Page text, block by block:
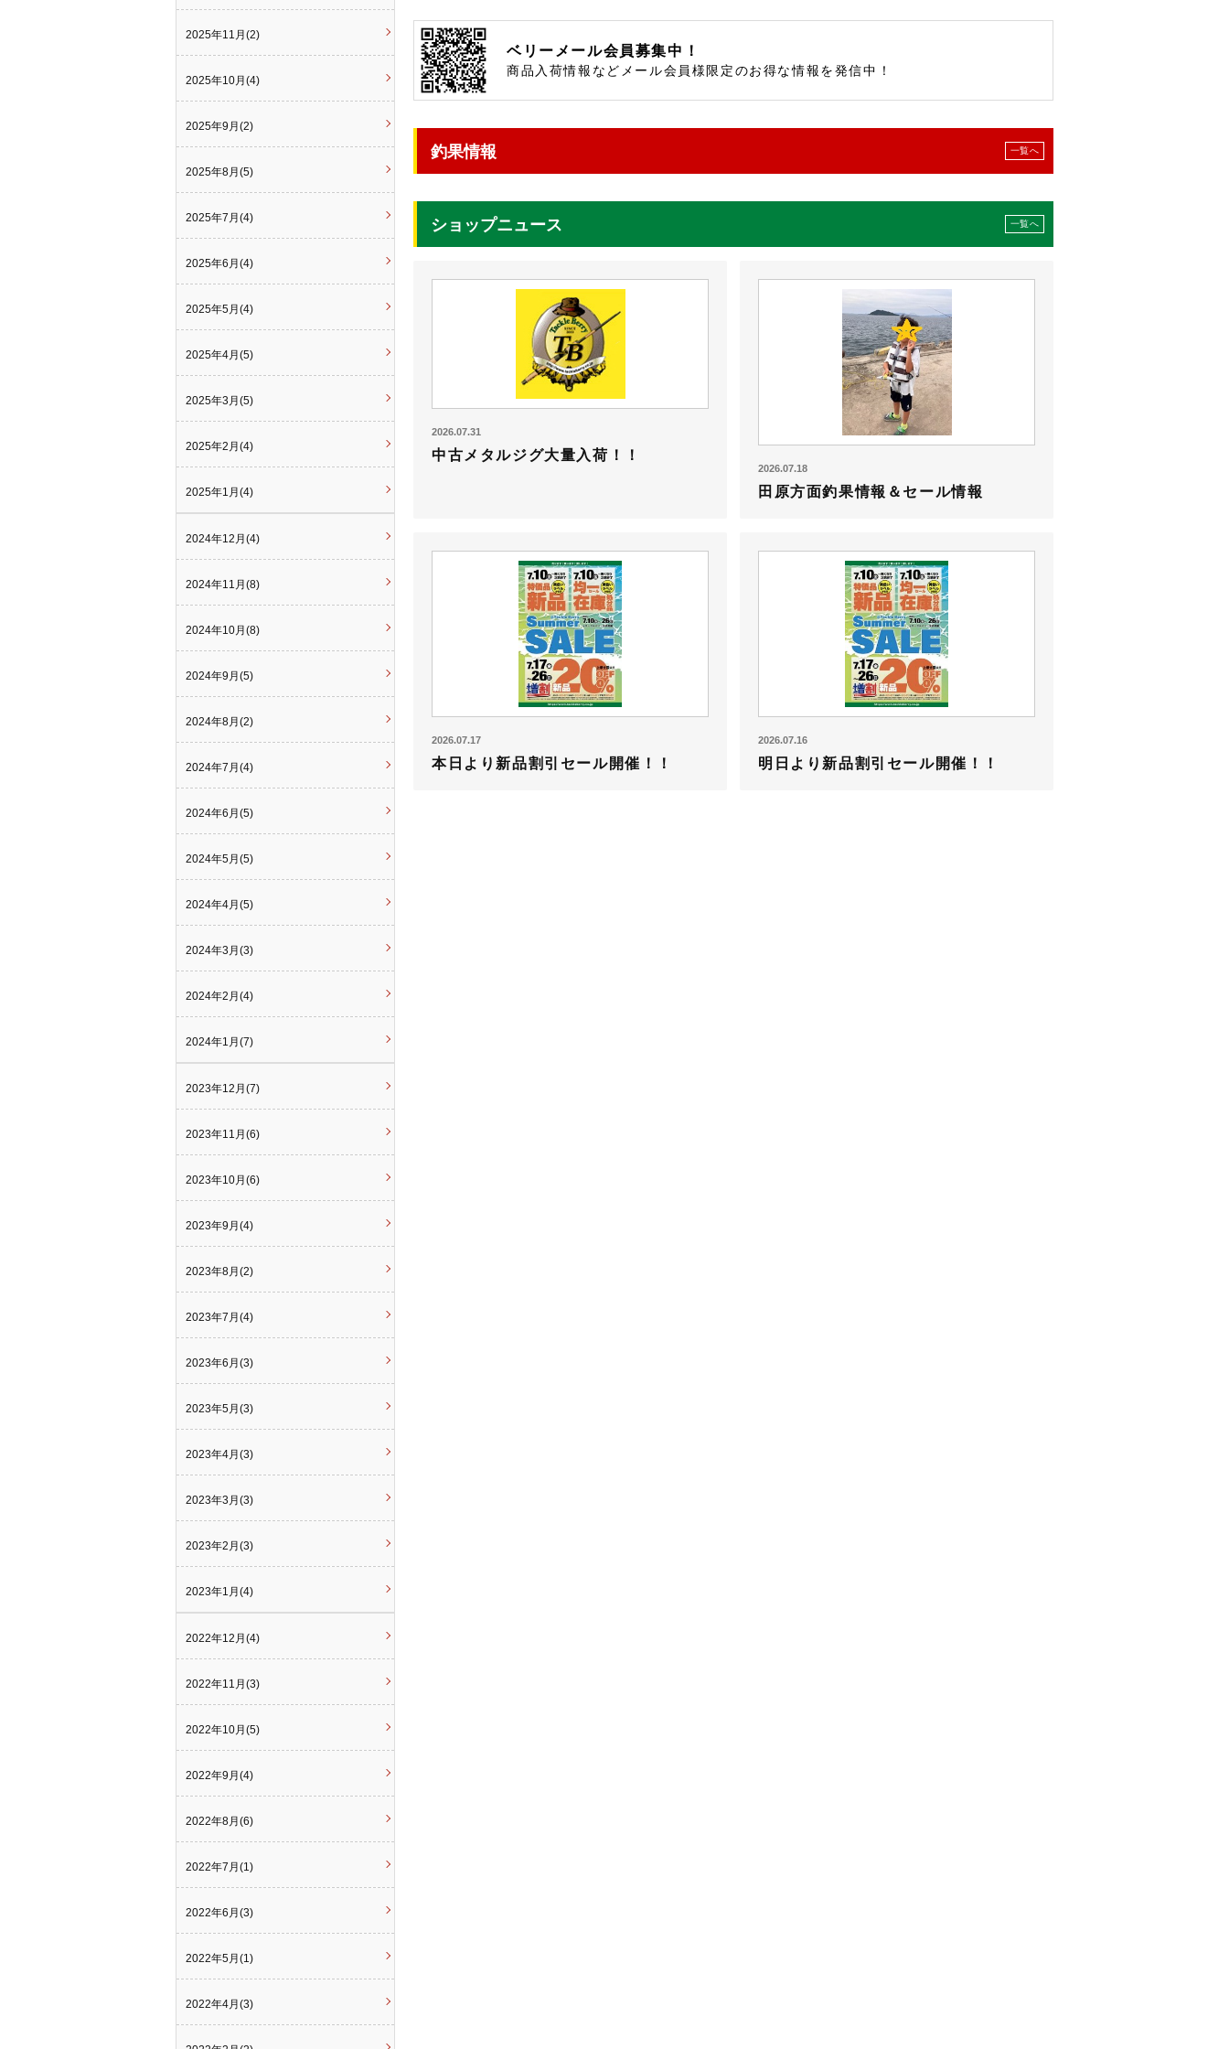
ベリーメール会員募集中！
商品入荷情報などメール会員様限定のお得な情報を発信中！
釣果情報 一覧へ
ショップニュース 一覧へ
2026.07.31
中古メタルジグ大量入荷！！
2026.07.18
田原方面釣果情報＆セール情報
2026.07.17
本日より新品割引セール開催！！
2026.07.16
明日より新品割引セール開催！！
2025年11月(2)
2025年10月(4)
2025年9月(2)
2025年8月(5)
2025年7月(4)
2025年6月(4)
2025年5月(4)
2025年4月(5)
2025年3月(5)
2025年2月(4)
2025年1月(4)
2024年12月(4)
2024年11月(8)
2024年10月(8)
2024年9月(5)
2024年8月(2)
2024年7月(4)
2024年6月(5)
2024年5月(5)
2024年4月(5)
2024年3月(3)
2024年2月(4)
2024年1月(7)
2023年12月(7)
2023年11月(6)
2023年10月(6)
2023年9月(4)
2023年8月(2)
2023年7月(4)
2023年6月(3)
2023年5月(3)
2023年4月(3)
2023年3月(3)
2023年2月(3)
2023年1月(4)
2022年12月(4)
2022年11月(3)
2022年10月(5)
2022年9月(4)
2022年8月(6)
2022年7月(1)
2022年6月(3)
2022年5月(1)
2022年4月(3)